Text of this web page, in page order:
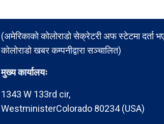
(अमेरिकाको कोलोराडो सेक्रेटरी अफ स्टेटमा दर्ता
कोलोराडो खबर कम्पनीद्वारा सञ्चालित)
मुख्य कार्यालयः
1343 W 133rd cir,
WestministerColorado 80234 (USA)